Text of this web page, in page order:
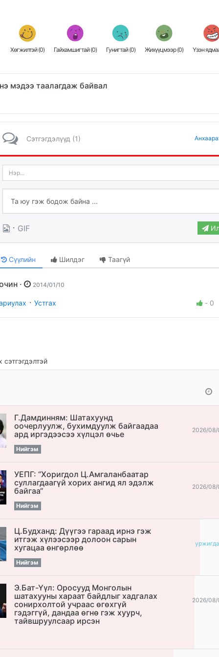
Хөгжилтэй (0) Гайхамшигтай (0) Гунигтай (0) Жихүүцмээр (0) Үзэн
мэдээ таалагдаж байвал
Сэтгэгдэлүүд (1)
· GIF
Сүүлийн Шилдэг Таагүй
Зочин · 2014/01/10
· Устгах - 0
Г.Дамдинням: Шатахуунд
оочерлуулж, бухимдуулж байгаадаа
ард иргэдээсээ хүлцэл өчье
Нийгэм
2026/08/
УЕПГ: “Хоригдол Ц.Амгаланбаатар
cуллагдаагүй хорих ангид ял эдэлж
байгаа“
Нийгэм
2026/08/
Ц.Будханд: Дүүгээ гараад ирнэ гэж
итгэж хүлээсээр долоон сарын
хугацаа өнгөрлөө
Нийгэм
Э.Бат-Үүл: Оросууд Монголын
шатахууны хараат байдлыг хадгалах
сонирхолтой учраас өгөхгүй
гэдэггүй, дандаа өгнө гэж хуурч,
тайвшруулсаар ирсэн
2026/08/